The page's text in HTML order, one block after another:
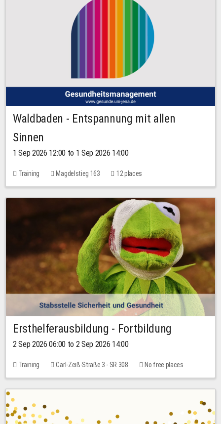
Waldbaden - Entspannung mit allen
Sinnen
1 Sep 2026 12:00 to 1 Sep 2026 14:00
Training Magdelstieg 163 12 places
Ersthelferausbildung - Fortbildung
2 Sep 2026 06:00 to 2 Sep 2026 14:00
Training Carl-Zeiß-Straße 3 - SR 308 No free places